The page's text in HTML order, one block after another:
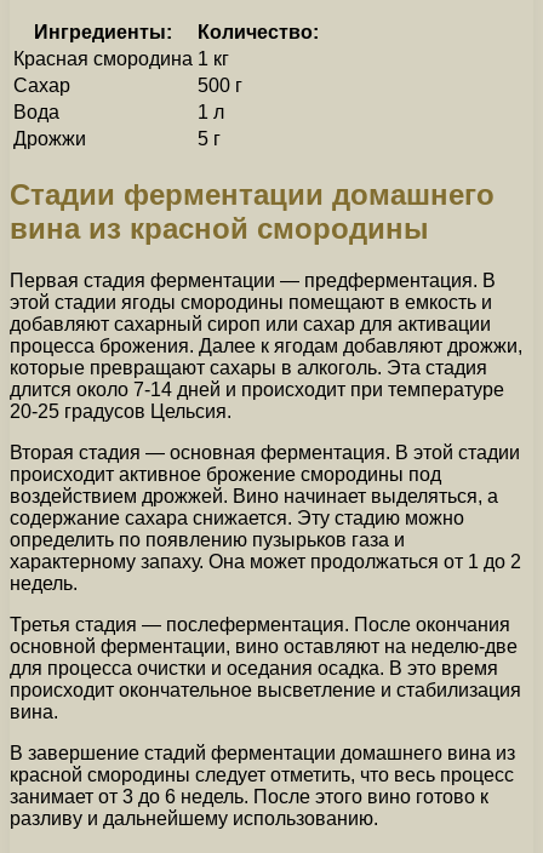
Ингредиенты:
Количество:
Красная смородина 1 кг
Сахар
500 г
Вода
1 л
Дрожжи
5 г
Стадии ферментации домашнего
вина из красной смородины
Первая стадия ферментации — предферментация. В
этой стадии ягоды смородины помещают в емкость и
добавляют сахарный сироп или сахар для активации
процесса брожения. Далее к ягодам добавляют дрожжи,
которые превращают сахары в алкоголь. Эта стадия
длится около 7-14 дней и происходит при температуре
20-25 градусов Цельсия.
Вторая стадия — основная ферментация. В этой стадии
происходит активное брожение смородины под
воздействием дрожжей. Вино начинает выделяться, а
содержание сахара снижается. Эту стадию можно
определить по появлению пузырьков газа и
характерному запаху. Она может продолжаться от 1 до 2
недель.
Третья стадия — послеферментация. После окончания
основной ферментации, вино оставляют на неделю-две
для процесса очистки и оседания осадка. В это время
происходит окончательное высветление и стабилизация
вина.
В завершение стадий ферментации домашнего вина из
красной смородины следует отметить, что весь процесс
занимает от 3 до 6 недель. После этого вино готово к
разливу и дальнейшему использованию.